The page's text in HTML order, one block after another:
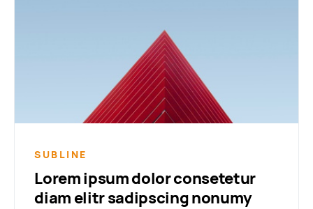
SUBLINE
Lorem ipsum dolor consetetur
diam elitr sadipscing nonumy